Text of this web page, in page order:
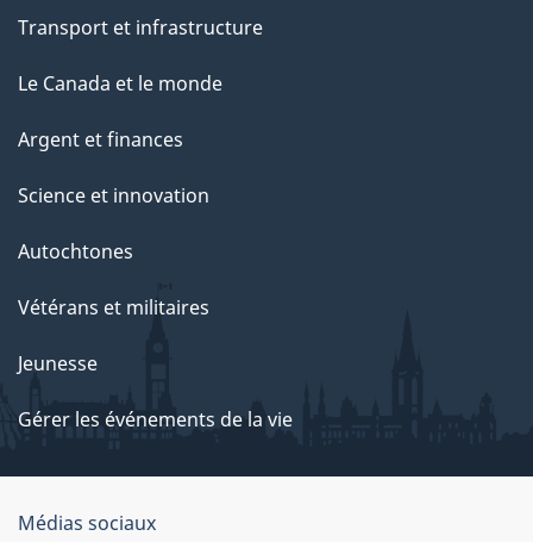
Transport et infrastructure
Le Canada et le monde
Argent et finances
Science et innovation
Autochtones
Vétérans et militaires
Jeunesse
Gérer les événements de la vie
Organisation
Médias sociaux